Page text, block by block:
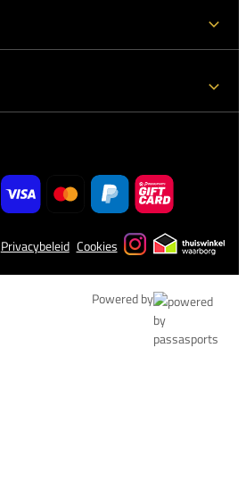
Privacybeleid Cookies
Powered by